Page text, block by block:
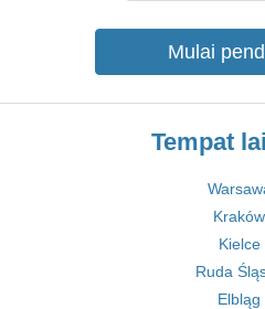
Mulai
Tempat
Kraków
Kielce
Ruda
Elbląg